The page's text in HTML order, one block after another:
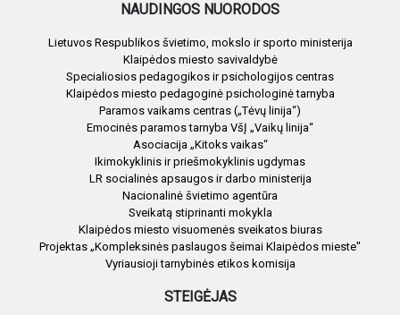
NAUDINGOS NUORODOS
Lietuvos Respublikos švietimo, mokslo ir sporto ministerija
Klaipėdos miesto savivaldybė
Specialiosios pedagogikos ir psichologijos centras
Klaipėdos miesto pedagoginė psichologinė tarnyba
Paramos vaikams centras („Tėvų linija“)
Emocinės paramos tarnyba VšĮ „Vaikų linija“
Asociacija „Kitoks vaikas“
Ikimokyklinis ir priešmokyklinis ugdymas
LR socialinės apsaugos ir darbo ministerija
Nacionalinė švietimo agentūra
Sveikatą stiprinanti mokykla
Klaipėdos miesto visuomenės sveikatos biuras
Projektas „Kompleksinės paslaugos šeimai Klaipėdos mieste"
Vyriausioji tarnybinės etikos komisija
STEIGĖJAS